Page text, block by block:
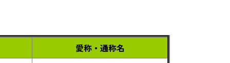
愛称・通称名